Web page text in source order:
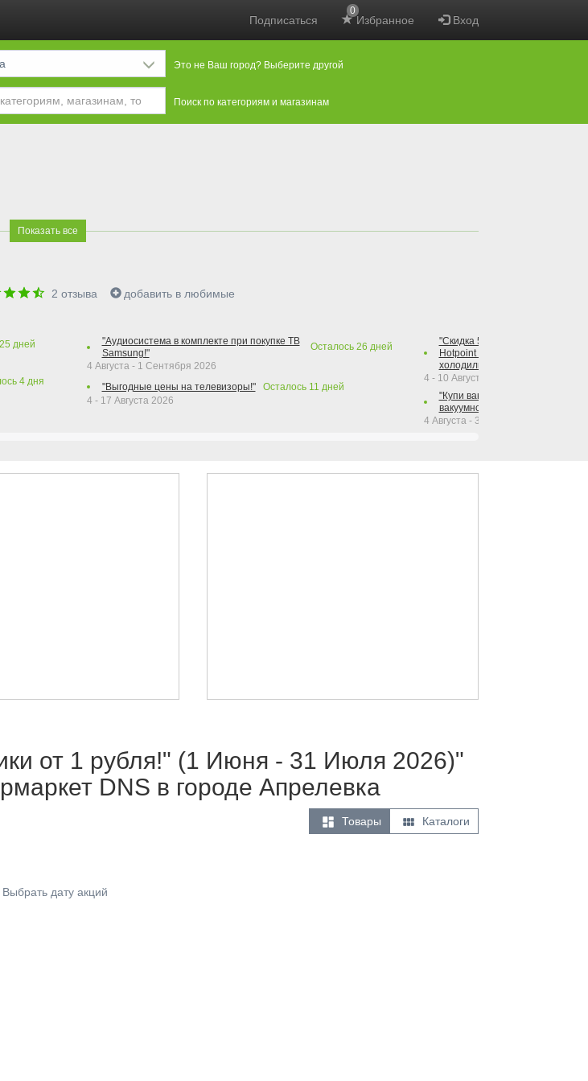
Подписаться Избранное
0
Вход
Это не Ваш город? Выберите другой
Поиск по категориям и магазинам
Показать все
2 отзыва добавить в любимые
25 дней
4дня
"Аудиосистема в комплекте при покупке ТВ
Samsung!"
Осталось 26 дней
4 Августа - 1 Сентября 2026
"Выгодные цены на телевизоры!"
Осталось 11 дней
4 - 17 Августа 2026
"Скидка 50% на варочную
Hotpoint при покупке духового
холодильника Hotpoint!"
4 - 10 Августа 2026
"Купи вакуумный упаковщик +
вакуумного упаковщика =
4 Августа - 30 Сентября 2026
от 1 рубля!" (1 Июня - 31 Июля 2026)"
DNS в городе Апрелевка
 Товары  Каталоги
Выбрать дату акций